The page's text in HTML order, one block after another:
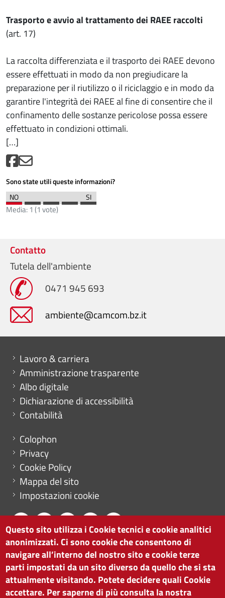
Trasporto e avvio al trattamento dei RAEE raccolti
(art. 17)
La raccolta differenziata e il trasporto dei RAEE devono
essere effettuati in modo da non pregiudicare la
preparazione per il riutilizzo o il riciclaggio e in modo da
garantire l'integrità dei RAEE al fine di consentire che il
confinamento delle sostanze pericolose possa essere
effettuato in condizioni ottimali.
[…]
Sono state utili queste informazioni?
Media:1 (1 vote)
Contatto
Tutela dell'ambiente
0471 945 693
ambiente@camcom.bz.it
Mini menu di servizio
Lavoro & carriera
Amministrazione trasparente
Albo digitale
Dichiarazione di accessibilità
Contabilità
Menu footer
Colophon
Privacy
Cookie Policy
Mappa del sito
Impostazioni cookie
CAMERA DI COMMERCIO DI BOLZANO
via Alto Adige 60 | I-39100 Bolzano
tel. 0471 945 511 |info@camcom.bz.it
Partita IVA: 00376420212
Questo sito utilizza i Cookie tecnici e cookie analitici
anonimizzati. Ci sono cookie che consentono di
navigare all’interno del nostro sito e cookie terze
parti impostati da un sito diverso da quello che si sta
attualmente visitando. Potete decidere quali Cookie
accettare. Per saperne di più consulta la nostra